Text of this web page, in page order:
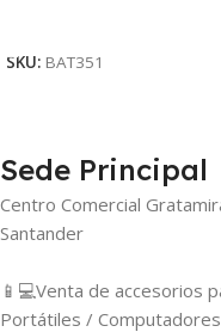
SKU: BAT351
Sede Principal
Centro Comercial
Santander
📱💻Venta de accesorios
Portátiles / Computadores